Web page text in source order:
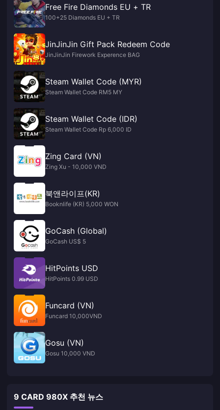
Free Fire Diamonds EU + TR
100+25 Diamonds EU + TR
JinJinJin Gift Pack Redeem Code
JinJinJin Firework Experence BAG
Steam Wallet Code (MYR)
Steam Wallet Code RM5 MY
Steam Wallet Code (IDR)
Steam Wallet Code Rp 6,000 ID
Zing Card (VN)
Zing Xu - 10,000 VND
북앤라이프(KR)
Booknlife (KR) 5,000 WON
GoCash (Global)
GoCash US$ 5
HitPoints USD
HitPoints 0.99 USD
Funcard (VN)
Funcard 10,000VND
Gosu (VN)
Gosu 10,000 VND
9 CARD 980X 추천 뉴스